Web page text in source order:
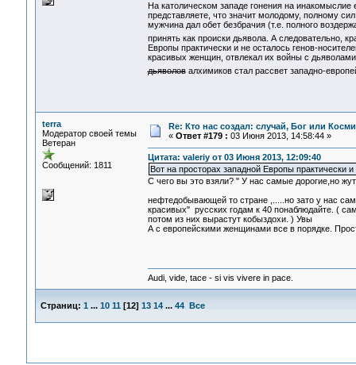
На католическом западе гонения на
представляете, что значит молодому, полному
мужчина дал обет безбрачия (т.е. полного
принять как происки дьявола. А следовательно,
Европы практически и не осталось генов-
красивых женщин, отвлекал их войны с
дьяволовалхимиков стал рассвет западно-
terra
Модератор своей темы
Ветеран
Сообщений: 1811
Re: Кто нас создал: случай, Бог или
« Ответ #179 : 03 Июня 2013, 14:58:44 »
Цитата: valeriy от 03 Июня 2013, 12:09:40
Вот на просторах западной Европы практически
С чего вы это взяли? " У нас самые дорогие,но
нефтедобывающей то стране ,.....но зато у нас
красивых" русских годам к 40 понаблюдайте. (
потом из них вырастут кобыздохи. ) Увы
А с европейскими женщинами все в порядке.
Audi, vide, tace - si vis vivere in pace.
Страниц: 1 ... 10 11 [12] 13 14 ... 44 Все